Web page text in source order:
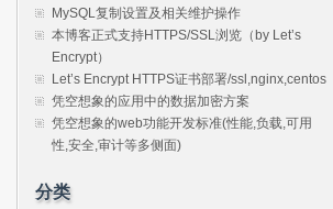
MySQL复制设置及相关维护操作
本博客正式支持HTTPS/SSL浏览（by Let’s
Encrypt）
Let’s Encrypt HTTPS证书部署/ssl,nginx,centos
凭空想象的应用中的数据加密方案
凭空想象的web功能开发标准(性能,负载,可用
性,安全,审计等多侧面)
分类